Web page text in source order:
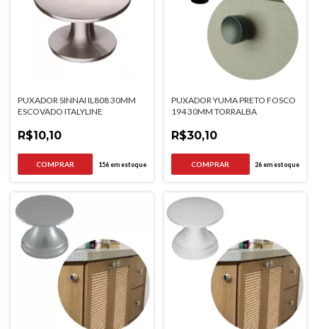
PUXADOR SINNAI IL808 30MM
ESCOVADO ITALYLINE
R$10,10
156em estoque
PUXADOR YUMA PRETO FOSCO
194 30MM TORRALBA
R$30,10
26em estoque